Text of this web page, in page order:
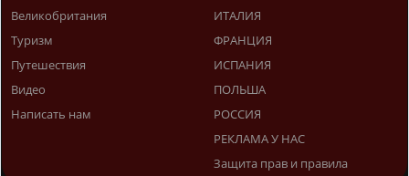
Великобритания
Туризм
Путешествия
Видео
Написать нам
ИТАЛИЯ
ФРАНЦИЯ
ИСПАНИЯ
ПОЛЬША
РОССИЯ
РЕКЛАМА У НАС
Защита прав и правила